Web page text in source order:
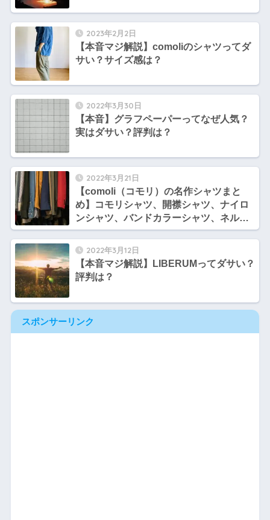
2023年2月2日
【本音マジ解説】comoliのシャツってダ
サい？サイズ感は？
2022年3月30日
【本音】グラフペーパーってなぜ人気？
実はダサい？評判は？
2022年3月21日
【comoli（コモリ）の名作シャツまと
め】コモリシャツ、開襟シャツ、ナイロ
ンシャツ、バンドカラーシャツ、ネルシ
ャツなどまとめて紹介！
2022年3月12日
【本音マジ解説】LIBERUMってダサい？
評判は？
スポンサーリンク